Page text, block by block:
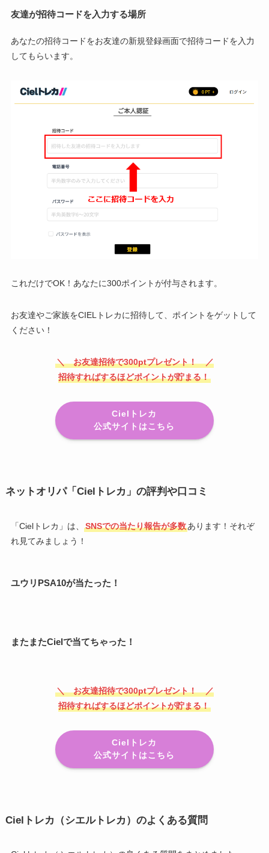
友達が招待コードを入力する場所
あなたの招待コードをお友達の新規登録画面で招待コードを入力
してもらいます。
これだけでOK！あなたに300ポイントが付与されます。
お友達やご家族をCIELトレカに招待して、ポイントをゲットして
ください！
＼ お友達招待で300ptプレゼント！ ／
招待すればするほどポイントが貯まる！
Cielトレカ
公式サイトはこちら
ネットオリパ「Cielトレカ」の評判や口コミ
「Cielトレカ」は、 SNSでの当たり報告が多数あります！それぞ
れ見てみましょう！
ユウリPSA10が当たった！
またまたCielで当てちゃった！
＼ お友達招待で300ptプレゼント！ ／
招待すればするほどポイントが貯まる！
Cielトレカ
公式サイトはこちら
Cielトレカ（シエルトレカ）のよくある質問